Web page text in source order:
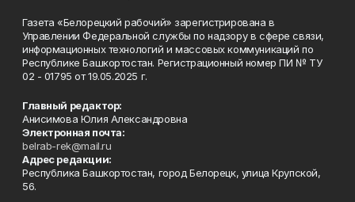
Газета «Белорецкий рабочий» зарегистрирована в
Управлении Федеральной службы по надзору в сфере связи,
информационных технологий и массовых коммуникаций по
Республике Башкортостан. Регистрационный номер ПИ № ТУ
02 - 01795 от 19.05.2025 г.
Главный редактор:
Анисимова Юлия Александровна
Электронная почта:
belrab-rek@mail.ru
Адрес редакции:
Республика Башкортостан, город Белорецк, улица Крупской,
56.